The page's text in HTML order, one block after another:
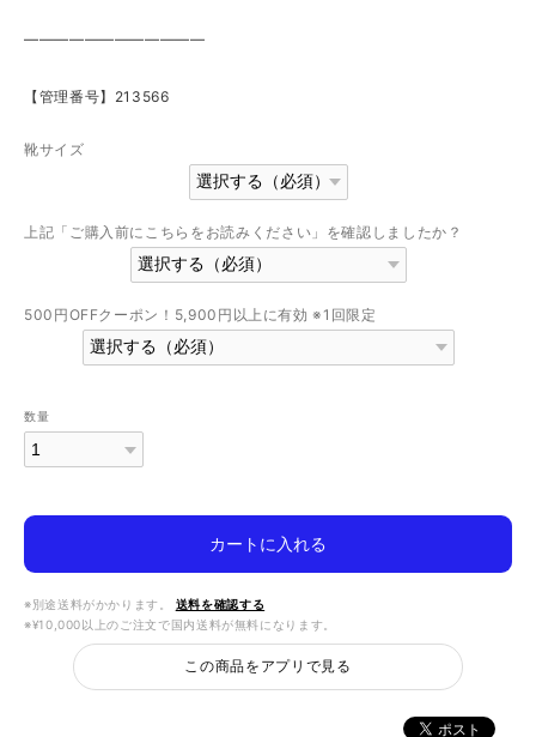
————————————
【管理番号】213566
靴サイズ
上記「ご購入前にこちらをお読みください」を確認しましたか？
500円OFFクーポン！5,900円以上に有効 ※1回限定
数量
カートに入れる
※別途送料がかかります。
送料を確認する
※¥10,000以上のご注文で国内送料が無料になります。
この商品をアプリで見る